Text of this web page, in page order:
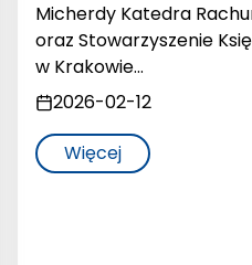
Micherdy Katedra
oraz Stowarzyszenie
w Krakowie…
2026-02-12
Więcej